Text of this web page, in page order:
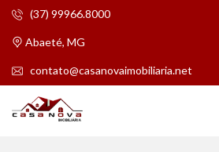
(37) 99966.8000
Abaeté, MG
contato@casanovaimobiliaria.net